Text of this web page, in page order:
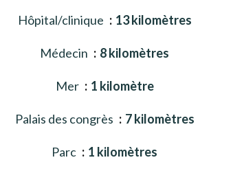
Hôpital/clinique 13 kilomètres
Médecin 8 kilomètres
Mer 1 kilomètre
Palais des congrès 7 kilomètres
Parc 1 kilomètres